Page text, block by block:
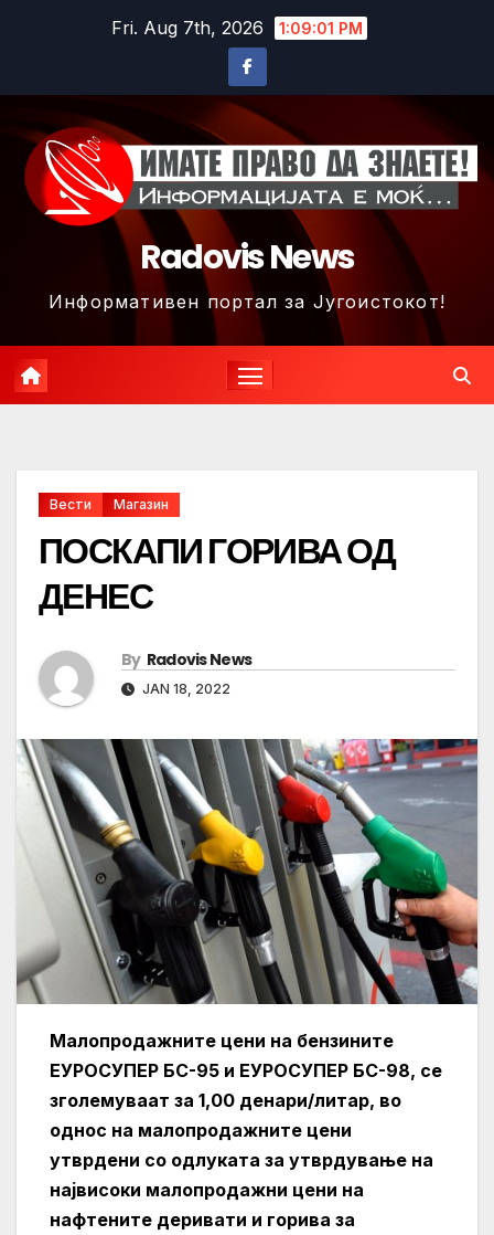
Fri. Aug 7th, 2026 1:09:04 PM
Radovis News
Информативен портал за Југоистокот!
Вести Магазин
ПОСКАПИ ГОРИВА ОД
ДЕНЕС
By Radovis News
JAN 18, 2022
Малопродажните цени на бензините
ЕУРОСУПЕР БС-95 и ЕУРОСУПЕР БС-98, се
зголемуваат за 1,00 денари/литар, во
однос на малопродажните цени
утврдени со одлуката за утврдување на
највисоки малопродажни цени на
нафтените деривати и горива за